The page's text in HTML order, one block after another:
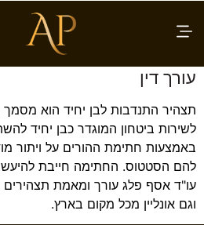
תגית: לשכת הגיוס
תצהיר בן יחיד לשירות
עורך דין
תצהיר התנדבות לבן יחיד הוא
לשירות ביטחון המוגדר כבן יחיד
באמצעות חתימת ההורים על ויתור
להם הסטטוס. החתימה חייבת
עו"ד אסף פלג עורך ומאמת תצהירים
וגם אונליין מכל מקום בארץ.